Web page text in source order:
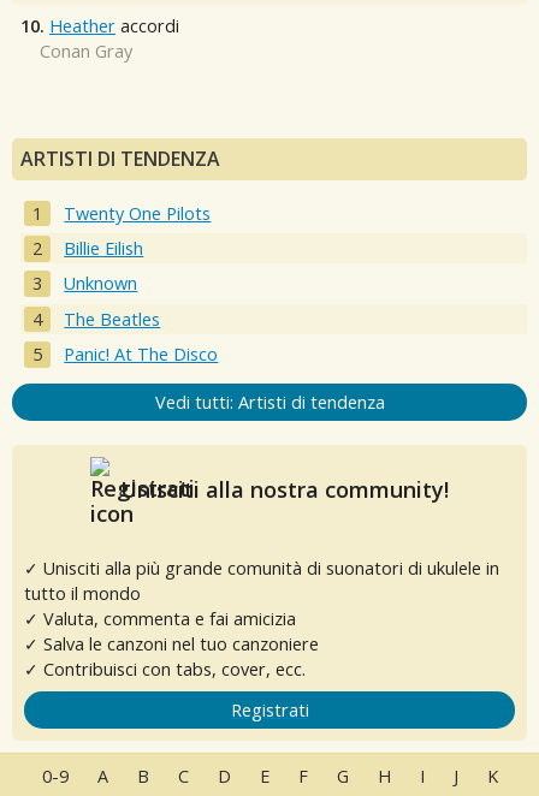
10. Heather accordi
Conan Gray
ARTISTI DI TENDENZA
Twenty One Pilots
Billie Eilish
Unknown
The Beatles
Panic! At The Disco
Vedi tutti: Artisti di tendenza
Unisciti alla nostra community!
✓ Unisciti alla più grande comunità di suonatori di ukulele in
tutto il mondo
✓ Valuta, commenta e fai amicizia
✓ Salva le canzoni nel tuo canzoniere
✓ Contribuisci con tabs, cover, ecc.
Registrati
0-9 A B C D E F G H I J K